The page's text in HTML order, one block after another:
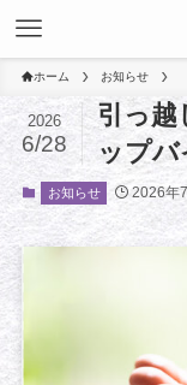
ホーム お知らせ
引っ越
ップ
2026
6/28
お知らせ 2026年